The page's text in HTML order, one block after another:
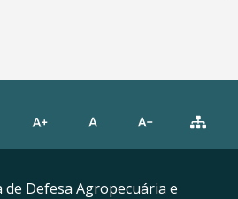
de Defesa Agropecuária e